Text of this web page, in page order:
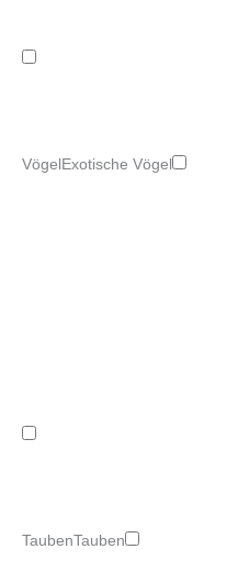
Vögel Exotische Vögel
TaubenTauben